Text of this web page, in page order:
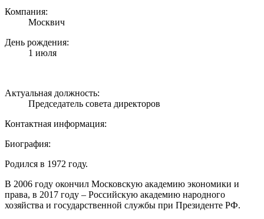
Компания:
Москвич
День рождения:
1 июля
Актуальная должность:
Председатель совета директоров
Контактная информация:
Биография:
Родился в 1972 году.
В 2006 году окончил Московскую академию экономики и
права, в 2017 году – Российскую академию народного
хозяйства и государственной службы при Президенте РФ.